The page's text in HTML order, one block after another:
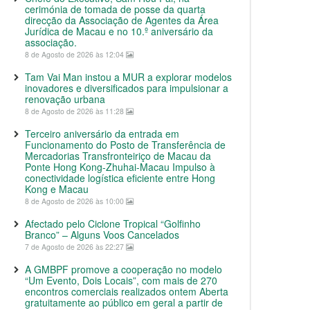
cerimónia de tomada de posse da quarta
direcção da Associação de Agentes da Área
Jurídica de Macau e no 10.º aniversário da
associação.
8 de Agosto de 2026 às 12:04
Tam Vai Man instou a MUR a explorar modelos
inovadores e diversificados para impulsionar a
renovação urbana
8 de Agosto de 2026 às 11:28
Terceiro aniversário da entrada em
Funcionamento do Posto de Transferência de
Mercadorias Transfronteiriço de Macau da
Ponte Hong Kong-Zhuhai-Macau Impulso à
conectividade logística eficiente entre Hong
Kong e Macau
8 de Agosto de 2026 às 10:00
Afectado pelo Ciclone Tropical “Golfinho
Branco” – Alguns Voos Cancelados
7 de Agosto de 2026 às 22:27
A GMBPF promove a cooperação no modelo
“Um Evento, Dois Locais”, com mais de 270
encontros comerciais realizados ontem Aberta
gratuitamente ao público em geral a partir de